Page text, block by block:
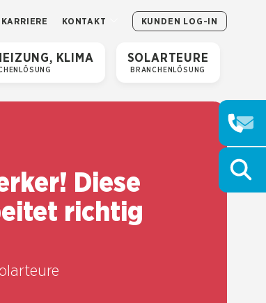
KAR­RIE­RE KON­TAKT KUN­DEN LOG-IN
KLI­MA SOLAR­TEU­RE
BRAN­CHEN­LÖ­SUNG
Die­se
rich­tig